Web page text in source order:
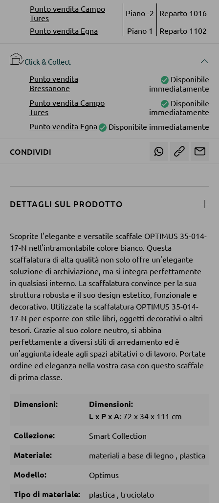
Moduli TV
Tavolini da divano
POLTRONE
SGABELLI
Sgabelli bassi
Sgabelli da bar
Pouf
Pouf a sacco
DORMIRE
Comodini
Letti boxspring
Letti imbottiti
MATERASSI
Materassi
Punto vendita Campo
Tures
Piano -2
Reparto 1016
Punto vendita Egna
Piano 1 Reparto 1102
Click & Collect
Punto vendita
Bressanone
Disponibile
immediatamente
Punto vendita Campo
Tures
Disponibile
immediatamente
Punto vendita Egna
Disponibile immediatamente
CONDIVIDI
DETTAGLI SUL PRODOTTO
Scoprite l'elegante e versatile scaffale OPTIMUS 35-014-
17-N nell'intramontabile colore bianco. Questa
scaffalatura di alta qualità non solo offre un'elegante
soluzione di archiviazione, ma si integra perfettamente
in qualsiasi interno. La scaffalatura convince per la sua
struttura robusta e il suo design estetico, funzionale e
decorativo. Utilizzate la scaffalatura OPTIMUS 35-014-
17-N per esporre con stile libri, oggetti decorativi o altri
tesori. Grazie al suo colore neutro, si abbina
perfettamente a diversi stili di arredamento ed è
un'aggiunta ideale agli spazi abitativi o di lavoro. Portate
ordine ed eleganza nella vostra casa con questo scaffale
di prima classe.
Dimensioni: Dimensioni:
Lx PxA: 72 x 34 x 111 cm
Collezione: Smart Collection
Materiale: materiali a base di legno , plastica
Modello: Optimus
Tipo di materiale: plastica , truciolato